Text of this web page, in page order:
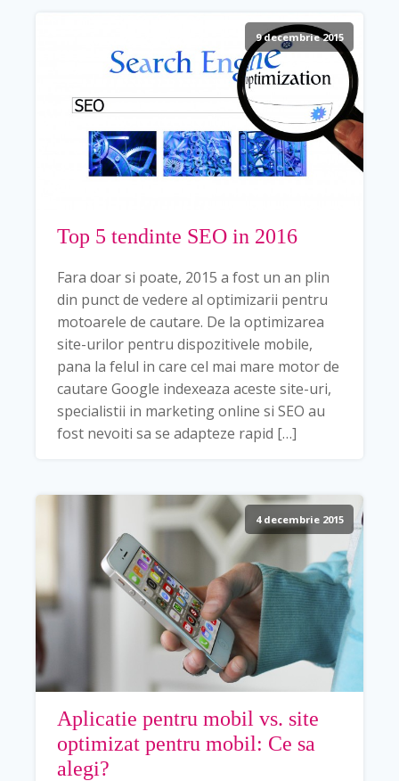
9 decembrie 2015
Top 5 tendinte SEO in 2016
Fara doar si poate, 2015 a fost un an plin
din punct de vedere al optimizarii pentru
motoarele de cautare. De la optimizarea
site-urilor pentru dispozitivele mobile,
pana la felul in care cel mai mare motor de
cautare Google indexeaza aceste site-uri,
specialistii in marketing online si SEO au
fost nevoiti sa se adapteze rapid […]
4 decembrie 2015
Aplicatie pentru mobil vs. site
optimizat pentru mobil: Ce sa
alegi?